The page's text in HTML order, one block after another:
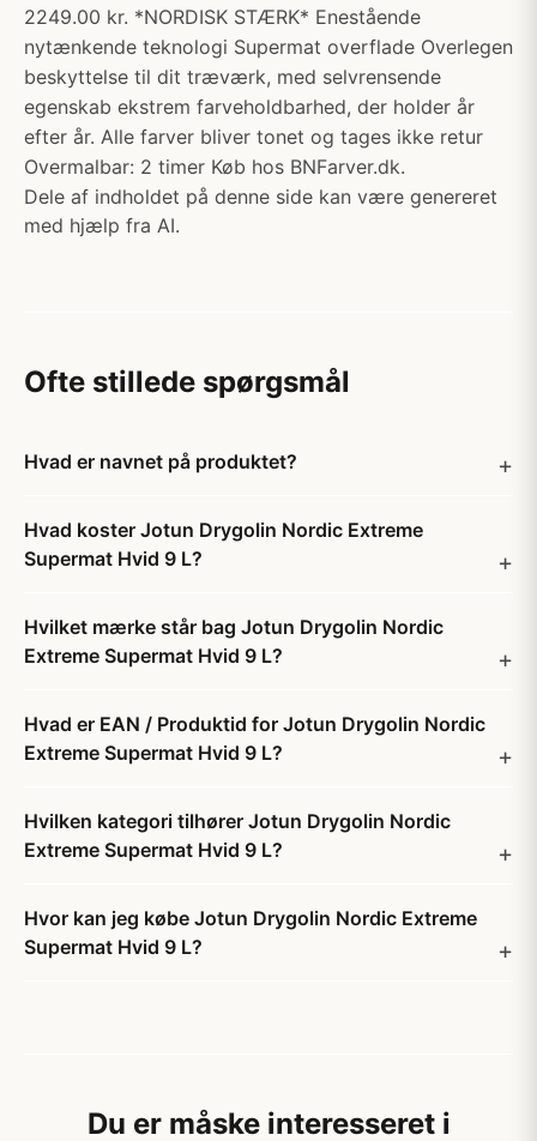
2249.00 kr. *NORDISK STÆRK* Enestående
nytænkende teknologi Supermat overflade Overlegen
beskyttelse til dit træværk, med selvrensende
egenskab ekstrem farveholdbarhed, der holder år
efter år. Alle farver bliver tonet og tages ikke retur
Overmalbar: 2 timer Køb hos BNFarver.dk.
Dele af indholdet på denne side kan være genereret
med hjælp fra AI.
Ofte stillede spørgsmål
Hvad er navnet på produktet?
Hvad koster Jotun Drygolin Nordic Extreme
Supermat Hvid 9 L?
Hvilket mærke står bag Jotun Drygolin Nordic
Extreme Supermat Hvid 9 L?
Hvad er EAN / Produktid for Jotun Drygolin Nordic
Extreme Supermat Hvid 9 L?
Hvilken kategori tilhører Jotun Drygolin Nordic
Extreme Supermat Hvid 9 L?
Hvor kan jeg købe Jotun Drygolin Nordic Extreme
Supermat Hvid 9 L?
Du er måske interesseret i